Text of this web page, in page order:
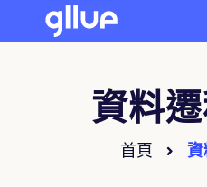
資料
首頁 資